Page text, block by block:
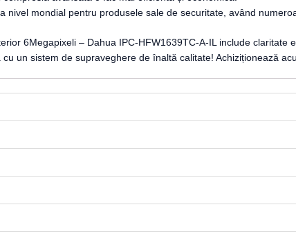
nivel mondial pentru produsele sale de securitate, având
6Megapixeli – Dahua IPC-HFW1639TC-A-IL include
un sistem de supraveghere de înaltă calitate! Achiziționează